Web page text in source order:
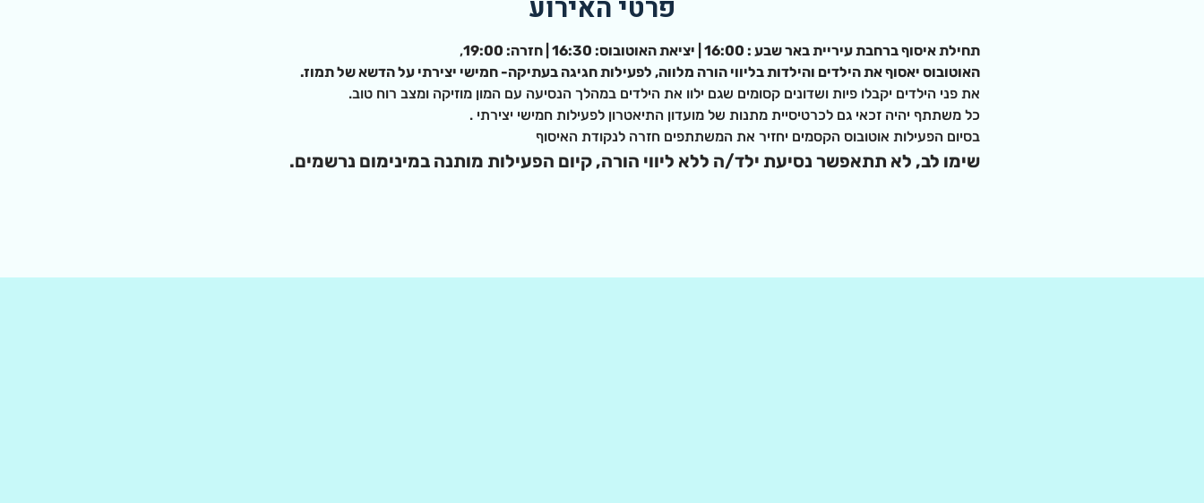
פרטי האירוע
תחילת איסוף ברחבת עיריית באר שבע : 16:00 | יציאת האוטובוס: 16:30 | חזרה: 19:00
,
האוטובוס יאסוף את הילדים והילדות בליווי הורה מלווה, לפעילות חגיגה בעתיקה- חמישי יצירתי על הדשא של תמוז.
את פני הילדים יקבלו פיות ושדונים קסומים שגם ילוו את הילדים במהלך הנסיעה עם המון מוזיקה ומצב רוח טוב.
כל משתתף יהיה זכאי גם לכרטיסיית מתנות של מועדון התיאטרון לפעילות חמישי יצירתי .
בסיום הפעילות אוטובוס הקסמים יחזיר את המשתתפים חזרה לנקודת האיסוף
שימו לב, לא תתאפשר נסיעת ילד/ה ללא ליווי הורה, קיום הפעילות מותנה במינימום נרשמים.